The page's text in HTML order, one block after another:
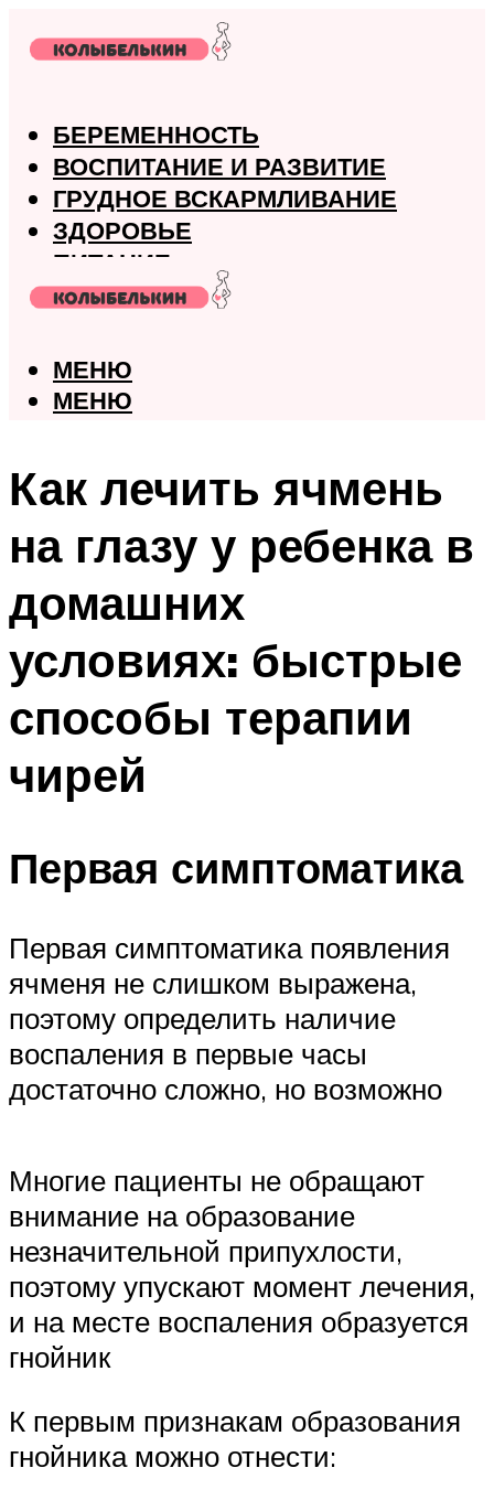
БЕРЕМЕННОСТЬ
ВОСПИТАНИЕ И РАЗВИТИЕ
ГРУДНОЕ ВСКАРМЛИВАНИЕ
ЗДОРОВЬЕ
ПИТАНИЕ
РОДЫ
МЕНЮ
МЕНЮ
Как лечить ячмень
на глазу у ребенка в
домашних
условиях: быстрые
способы терапии
чирей
Первая симптоматика
Первая симптоматика появления
ячменя не слишком выражена,
поэтому определить наличие
воспаления в первые часы
достаточно сложно, но возможно
Многие пациенты не обращают
внимание на образование
незначительной припухлости,
поэтому упускают момент лечения,
и на месте воспаления образуется
гнойник
К первым признакам образования
гнойника можно отнести: